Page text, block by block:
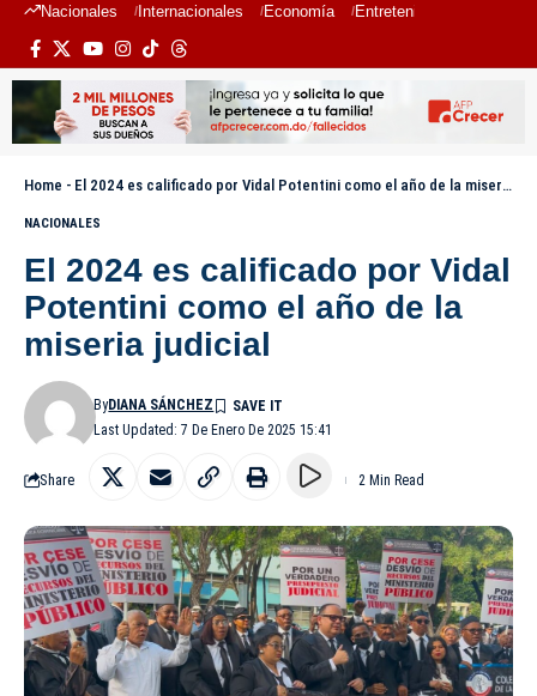
Nacionales Internacionales Economía Entretenimiento
Home - El 2024 es calificado por Vidal Potentini como el año de la miseria judicial
NACIONALES
El 2024 es calificado por Vidal
Potentini como el año de la
miseria judicial
Last Updated: 7 De Enero De 2025 15:41
ByDIANA SÁNCHEZ
Share 2 Min Read